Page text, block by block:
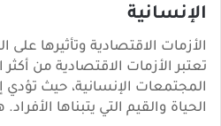
الإنسانية
الأزمات الاقتصادية وتأثيرها على
تعتبر الأزمات الاقتصادية من أكثر
المجتمعات الإنسانية، حيث
الحياة والقيم التي يتبناها